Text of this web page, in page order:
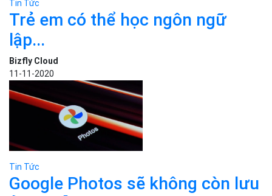
Tin Tức
Google Photos sẽ không còn lưu
ảnh miễn...
12-11-2020
Tin Tức